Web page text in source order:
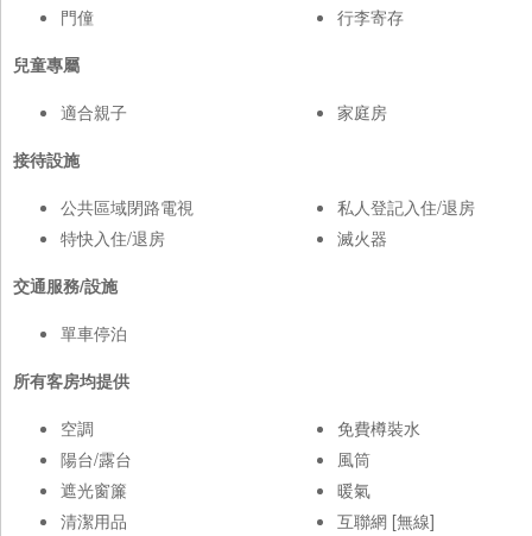
門僮
行李寄存
兒童專屬
適合親子
家庭房
接待設施
公共區域閉路電視
特快入住/退房
私人登記入住/退房
滅火器
交通服務/設施
單車停泊
所有客房均提供
空調
陽台/露台
遮光窗簾
清潔用品
免費樽裝水
風筒
暖氣
互聯網 [無線]